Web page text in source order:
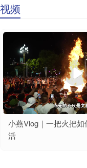
视频
小燕Vlog｜一把火把
活